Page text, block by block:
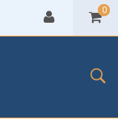
0